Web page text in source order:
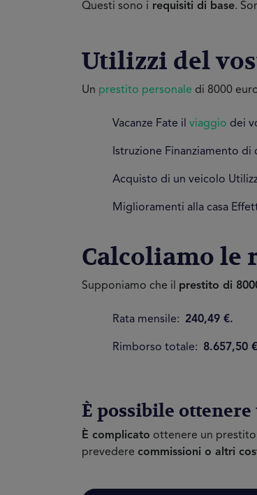
Questi sono i requisiti di base.
Utilizzi del
Un prestito personale di 8000
Vacanze Fate il viaggio dei
Istruzione Finanziamento
Acquisto di un veicolo
Miglioramenti alla casa
Calcoliamo le
Supponiamo che il prestito di
Rata mensile: 240,49 €.
Rimborso totale: 8.657,50 €
È possibile
È complicato ottenere un
prevedere commissioni o altri